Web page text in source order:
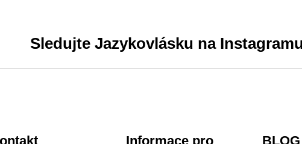
Sledujte Jazykovlásku na Instagramu
Informace pro
BLOG